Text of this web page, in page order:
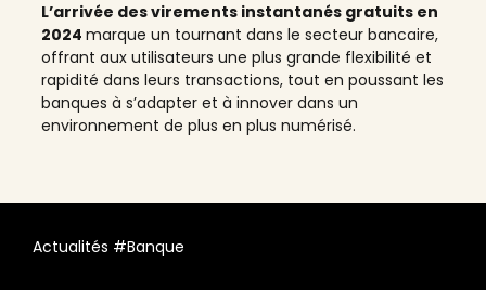
L’arrivée des virements instantanés gratuits en
2024marque un tournant dans le secteur bancaire,
offrant aux utilisateurs une plus grande flexibilité et
rapidité dans leurs transactions, tout en poussant les
banques à s’adapter et à innover dans un
environnement de plus en plus numérisé.
Actualités #Banque